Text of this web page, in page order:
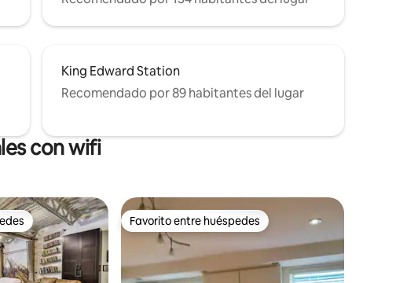
King Edward Station
Recomendado por 89 habitantes del lugar
con wifi
Favorito entre huéspedes
Favorito entre huéspedes